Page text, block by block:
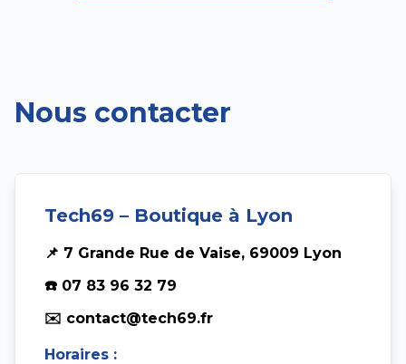
Nous contacter
Tech69 – Boutique à Lyon
📌 7 Grande Rue de Vaise, 69009 Lyon
☎️ 07 83 96 32 79
✉️ contact@tech69.fr
Horaires :